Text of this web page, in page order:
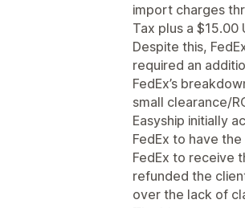
import charges
Tax plus a $15.00
Despite this,
required an
FedEx’s
small clearance/
Easyship initially
FedEx to have
FedEx to receive
refunded the
over the lack of